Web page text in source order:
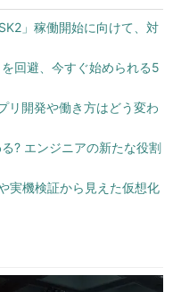
」稼働開始に向けて、対
回避、今すぐ始められる5
リ開発や働き方はどう変わ
? エンジニアの新たな役割
実機検証から見えた仮想化